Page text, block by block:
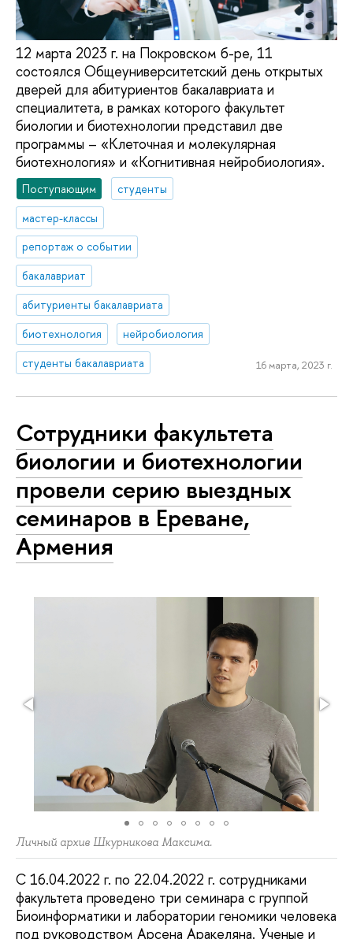
12 марта 2023 г. на Покровском б-ре, 11
состоялся Общеуниверситетский день открытых
дверей для абитуриентов бакалавриата и
специалитета, в рамках которого факультет
биологии и биотехнологии представил две
программы – «Клеточная и молекулярная
биотехнология» и «Когнитивная нейробиология».
Поступающим
студенты
мастер-классы
репортаж о событии
бакалавриат
абитуриенты бакалавриата
биотехнология
нейробиология
студенты бакалавриата
16 марта, 2023 г.
Сотрудники факультета
биологии и биотехнологии
провели серию выездных
семинаров в Ереване,
Армения
Личный архив Шкурникова Максима.
С 16.04.2022 г. по 22.04.2022 г. сотрудниками
факультета проведено три семинара с группой
Биоинформатики и лаборатории геномики человека
под руководством Арсена Аракеляна. Ученые и